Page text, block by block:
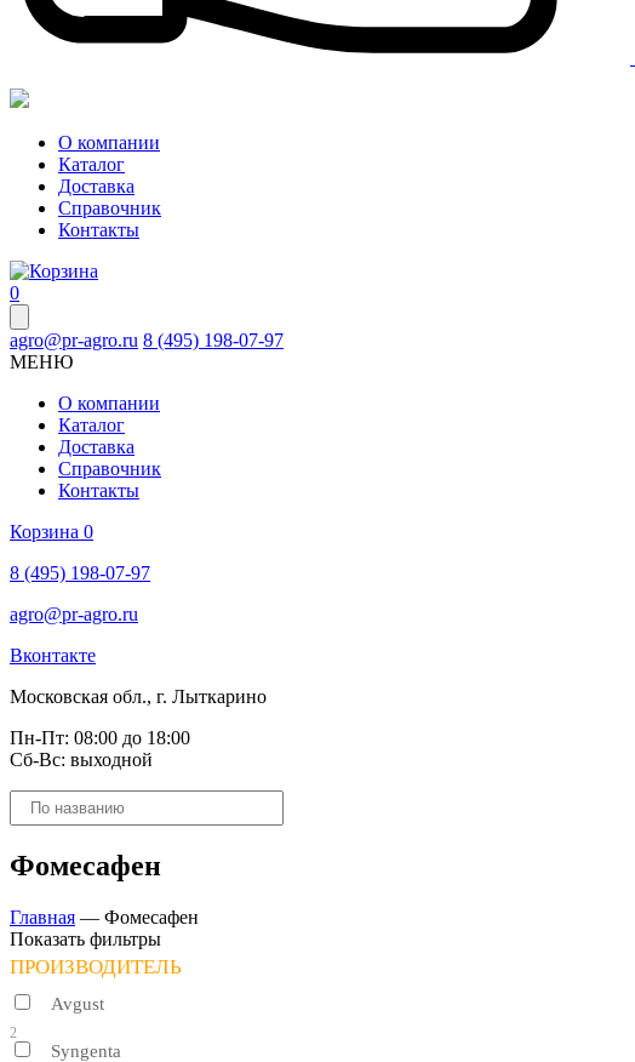
О компании
Каталог
Доставка
Справочник
Контакты
0
agro@pr-agro.ru 8 (495) 198-07-97
МЕНЮ
О компании
Каталог
Доставка
Справочник
Контакты
Корзина 0
8 (495) 198-07-97
agro@pr-agro.ru
Вконтакте
Московская обл., г. Лыткарино
Пн-Пт: 08:00 до 18:00
Сб-Вс: выходной
Поиск
товаров
Фомесафен
Главная — Фомесафен
Показать фильтры
ПРОИЗВОДИТЕЛЬ
Avgust
2
Syngenta